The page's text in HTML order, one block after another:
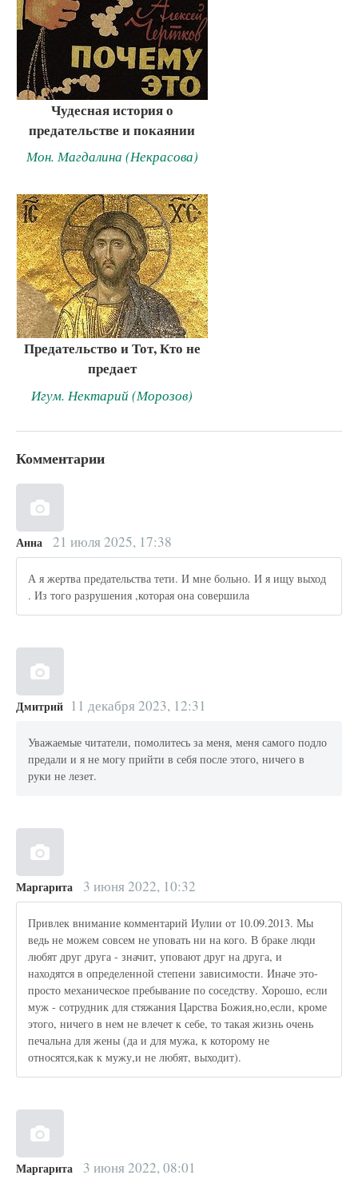
Чудесная история о
предательстве и покаянии
Мон. Магдалина (Некрасова)
Предательство и Тот, Кто не
предает
Игум. Нектарий (Морозов)
Комментарии
Анна 21 июля 2025, 17:38
А я жертва предательства тети. И мне больно. И я ищу выход
. Из того разрушения ,которая она совершила
Дмитрий 11 декабря 2023, 12:31
Уважаемые читатели, помолитесь за меня, меня самого подло
предали и я не могу прийти в себя после этого, ничего в
руки не лезет.
Маргарита 3 июня 2022, 10:32
Привлек внимание комментарий Иулии от 10.09.2013. Мы
ведь не можем совсем не уповать ни на кого. В браке люди
любят друг друга - значит, уповают друг на друга, и
находятся в определенной степени зависимости. Иначе это-
просто механическое пребывание по соседству. Хорошо, если
муж - сотрудник для стяжания Царства Божия,но,если, кроме
этого, ничего в нем не влечет к себе, то такая жизнь очень
печальна для жены (да и для мужа, к которому не
относятся,как к мужу,и не любят, выходит).
Маргарита 3 июня 2022, 08:01